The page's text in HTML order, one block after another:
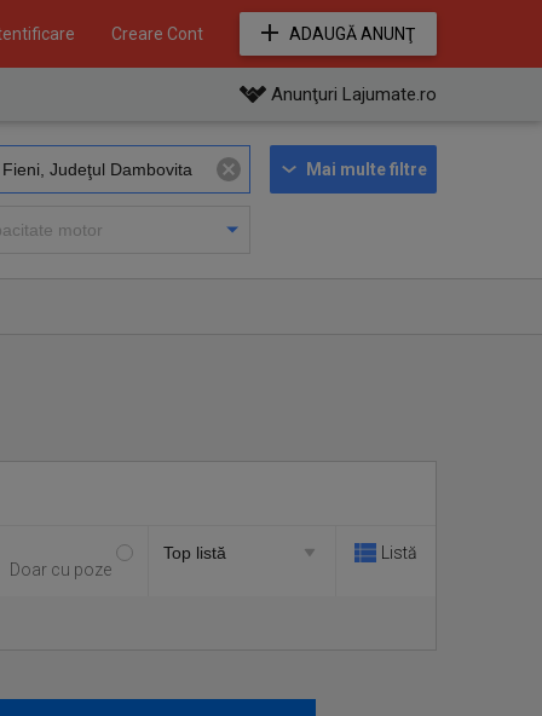
Creare Cont ADAUGĂ ANUNŢ
Anunţuri Lajumate.ro
Mai multe filtre
Doar cu poze
Listă